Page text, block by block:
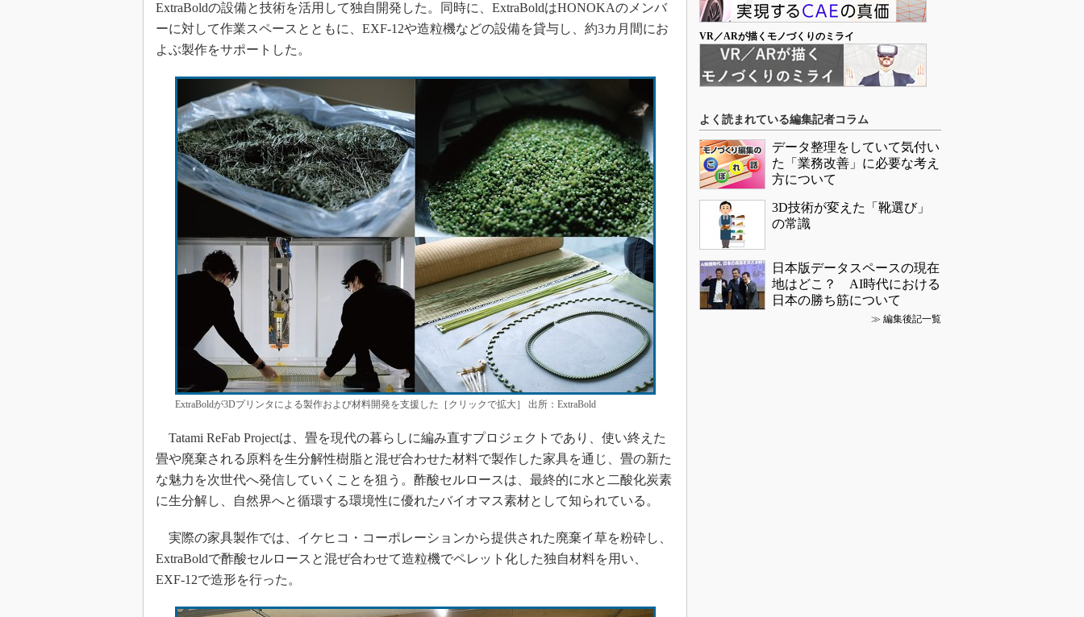
ExtraBoldの設備と技術を活用して独自開発した。同時に、ExtraBoldはHONOKAのメンバ
ーに対して作業スペースとともに、EXF-12や造粒機などの設備を貸与し、約3カ月間にお
よぶ製作をサポートした。
ExtraBoldが3Dプリンタによる製作および材料開発を支援した［クリックで拡大］ 出所：ExtraBold
Tatami ReFab Projectは、畳を現代の暮らしに編み直すプロジェクトであり、使い終えた
畳や廃棄される原料を生分解性樹脂と混ぜ合わせた材料で製作した家具を通じ、畳の新た
な魅力を次世代へ発信していくことを狙う。酢酸セルロースは、最終的に水と二酸化炭素
に生分解し、自然界へと循環する環境性に優れたバイオマス素材として知られている。
実際の家具製作では、イケヒコ・コーポレーションから提供された廃棄イ草を粉砕し、
ExtraBoldで酢酸セルロースと混ぜ合わせて造粒機でペレット化した独自材料を用い、
EXF-12で造形を行った。
VR／ARが描くモノづくりのミライ
よく読まれている編集記者コラム
データ整理をしていて気付い
た「業務改善」に必要な考え
方について
3D技術が変えた「靴選び」
の常識
日本版データスペースの現在
地はどこ？ AI時代における
日本の勝ち筋について
≫ 編集後記一覧